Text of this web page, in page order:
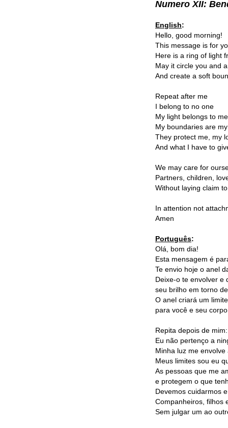
Numero XII:
English:
Hello, good morning!
This message is for
Here is a ring of light
May it circle you and
And create a soft
Repeat after me
I belong to no one
My light belongs to me
My boundaries are
They protect me, my
And what I have to
We may care for
Partners, children,
Without laying claim
In attention not
Amen
Português:
Olá, bom dia!
Esta mensagem é
Te envio hoje o anel
Deixe-o te envolver e
seu brilho em torno
O anel criará um
para você e seu
Repita depois de mim:
Eu não pertenço a
Minha luz me
Meus limites sou eu
As pessoas que me
e protegem o que
Devemos cuidarmos
Companheiros, filhos
Sem julgar um ao